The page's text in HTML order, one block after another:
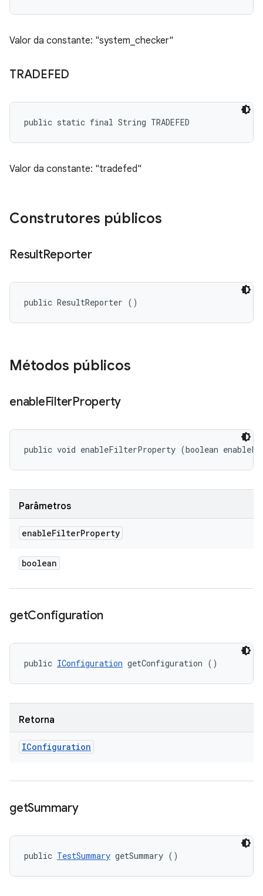
Valor da constante: "system_checker"
TRADEFED
public static final String TRADEFED
Valor da constante: "tradefed"
Construtores públicos
ResultReporter
public ResultReporter ()
Métodos públicos
enableFilterProperty
public void enableFilterProperty (boolean
Parâmetros
enableFilterProperty
boolean
getConfiguration
public IConfiguration getConfiguration ()
Retorna
IConfiguration
getSummary
public TestSummary getSummary ()